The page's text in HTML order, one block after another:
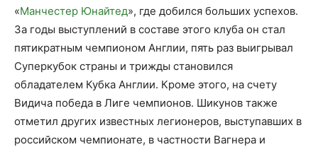
«Манчестер Юнайтед», где добился больших успехов.
За годы выступлений в составе этого клуба он стал
пятикратным чемпионом Англии, пять раз выигрывал
Суперкубок страны и трижды становился
обладателем Кубка Англии. Кроме этого, на счету
Видича победа в Лиге чемпионов. Шикунов также
отметил других известных легионеров, выступавших в
российском чемпионате, в частности Вагнера и